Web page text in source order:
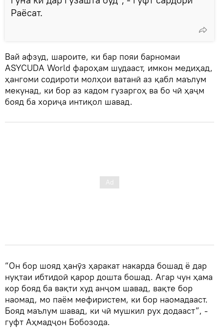
Раёсат.
Вай афзуд, шароите, ки бар пояи барномаи
ASYCUDA World фароҳам шудааст, имкон медиҳад,
ҳангоми содироти молҳои ватанӣ аз қабл маълум
мекунад, ки бор аз кадом гузаргоҳ ва бо чӣ ҳаҷм
бояд ба хориҷа интиқол шавад.
“Он бор шояд ҳанӯз ҳаракат накарда бошад ё дар
нуқтаи ибтидоӣ қарор дошта бошад. Агар чун ҳама
кор бояд ба вақти худ анҷом шавад, вақте бор
наомад, мо паём мефиристем, ки бор наомадааст.
Бояд маълум шавад, ки чӣ мушкил рух додааст”, -
гуфт Аҳмадҷон Бобозода.